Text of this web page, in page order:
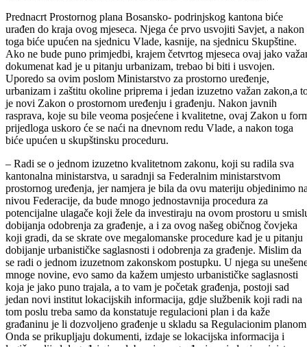
obezbijedilo je, takođe, sredstva za nabavku kompjuterske opreme i
sistema za smještaj i pravilnu eksploataciju Prostornog plana.
Prednacrt Prostornog plana Bosansko- podrinjskog kantona biće
urađen do kraja ovog mjeseca. Njega će prvo usvojiti Savjet, a nakon
toga biće upućen na sjednicu Vlade, kasnije, na sjednicu Skupštine.
Ako ne bude puno primjedbi, krajem četvrtog mjeseca ovaj jako
dokumenat kad je u pitanju urbanizam, trebao bi biti i usvojen.
Uporedo sa ovim poslom Ministarstvo za prostorno uređenje,
urbanizam i zaštitu okoline priprema i jedan izuzetno važan zakon,a
je novi Zakon o prostornom uređenju i građenju. Nakon javnih
prijedloga uskoro će se naći na dnevnom redu Vlade, a nakon toga
biće upućen u skupštinsku proceduru.
– Radi se o jednom izuzetno kvalitetnom zakonu, koji su radila sva
kantonalna ministarstva, u saradnji sa Federalnim ministarstvom
prostornog uređenja, jer namjera je bila da ovu materiju objedinimo
nivou Federacije, da bude mnogo jednostavnija procedura za
potencijalne ulagače koji žele da investiraju na ovom prostoru u
dobijanja odobrenja za građenje, a i za ovog našeg običnog čovjeka
koji gradi, da se skrate ove megalomanske procedure kad je u pitanju
dobijanje urbanističke saglasnosti i odobrenja za građenje. Mislim da
se radi o jednom izuzetnom zakonskom postupku. U njega su
mnoge novine, evo samo da kažem umjesto urbanističke saglasnosti
koja je jako puno trajala, a to vam je početak građenja, postoji sad
jedan novi institut lokacijskih informacija, gdje službenik koji radi na